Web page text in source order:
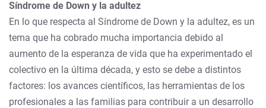
Síndrome de Down y la adultez
En lo que respecta al Síndrome de Down y la adultez, es un
tema que ha cobrado mucha importancia debido al
aumento de la esperanza de vida que ha experimentado el
colectivo en la última década, y esto se debe a distintos
factores: los avances científicos, las herramientas de los
profesionales a las familias para contribuir a un desarrollo